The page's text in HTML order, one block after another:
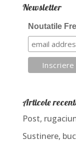
Newsletter
Noutatile
Articole
Post,
Sustinere,